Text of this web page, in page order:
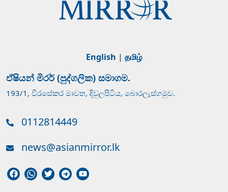
English | தமிழ்
ඒෂියන් මිරර් (පුද්ගලික) සමාගම.
193/1, වීරසේකර මාවත, දිවුලපිටිය, බොරලැස්ගමුව.
0112814449
news@asianmirror.lk